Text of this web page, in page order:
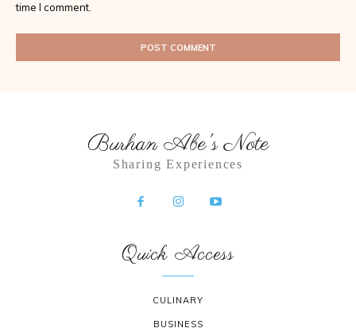
time I comment.
Burhan Abe's Note
Sharing Experiences
Quick Access
CULINARY
BUSINESS